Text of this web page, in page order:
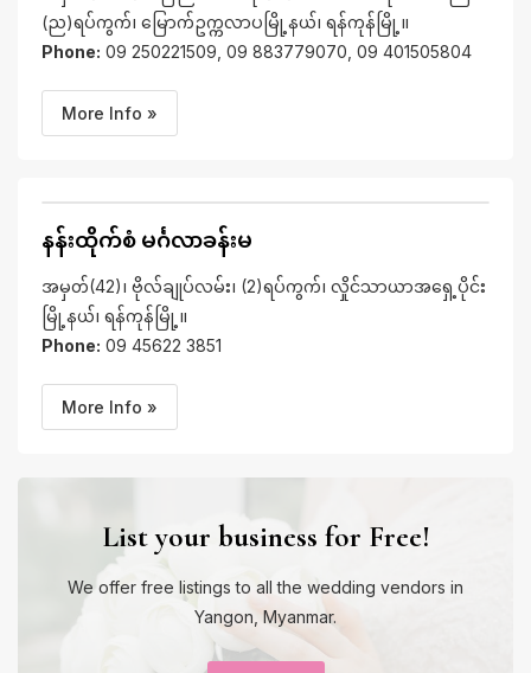
(ည)ရပ်ကွက်၊ မြောက်ဥက္ကလာပမြို့နယ်၊ ရန်ကုန်မြို့။
Phone: 09 250221509, 09 883779070, 09 401505804
More Info »
နန်းထိုက်စံ မင်္ဂလာခန်းမ
အမှတ်(42)၊ ဗိုလ်ချုပ်လမ်း၊ (2)ရပ်ကွက်၊ လှိုင်သာယာအရှေ့ပိုင်း
မြို့နယ်၊ ရန်ကုန်မြို့။
Phone: 09 45622 3851
More Info »
List your business for Free!
We offer free listings to all the wedding vendors in
Yangon, Myanmar.